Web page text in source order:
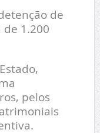
de
1.200
pelos